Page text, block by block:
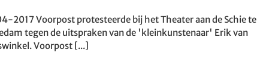
2017 Voorpost protesteerde bij het Theater aan de Schie te
tegen de uitspraken van de 'kleinkunstenaar' Erik van
Voorpost [...]